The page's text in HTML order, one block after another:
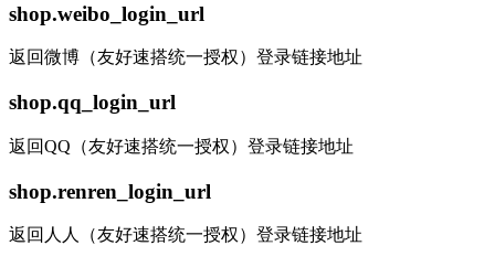
shop.weibo_login_url
返回微博（友好速搭统一授权）登录链接地址
shop.qq_login_url
返回QQ（友好速搭统一授权）登录链接地址
shop.renren_login_url
返回人人（友好速搭统一授权）登录链接地址